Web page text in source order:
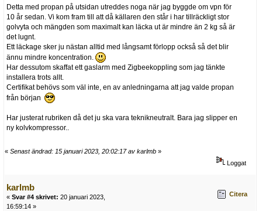
Detta med propan på utsidan utreddes noga när jag byggde om vpn för
10 år sedan. Vi kom fram till att då källaren den står i har tillräckligt stor
golvyta och mängden som maximalt kan läcka ut är mindre än 2 kg så är
det lugnt.
Ett läckage sker ju nästan alltid med långsamt förlopp också så det blir
ännu mindre koncentration.
Har dessutom skaffat ett gaslarm med Zigbeekoppling som jag tänkte
installera trots allt.
Certifikat behövs som väl inte, en av anledningarna att jag valde propan
från början
Har justerat rubriken då det ju ska vara teknikneutralt. Bara jag slipper en
ny kolvkompressor..
« Senast ändrad: 15 januari 2023, 20:02:17 av karlmb »
Loggat
karlmb
« Svar #4 skrivet: 20 januari 2023,
16:59:14 »
Citera